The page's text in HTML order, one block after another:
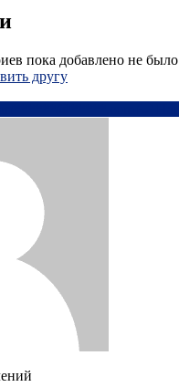
пока добавлено не было
другу